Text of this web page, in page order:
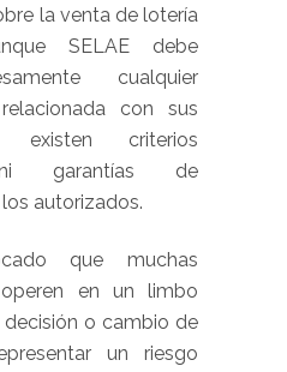
la venta de lotería
SELAE debe
cualquier
con sus
existen criterios
ni garantías de
autorizados.
que muchas
operen en un limbo
o cambio de
un riesgo